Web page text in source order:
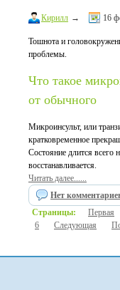
Кирилл → 16
Тошнота и
проблемы.
Что такое
от обычного
Микроинсульт, или
кратковременное
Состояние длится всего
восстанавливается.
Читать далее......
Нет
Страницы:
Первая
6
Следующая